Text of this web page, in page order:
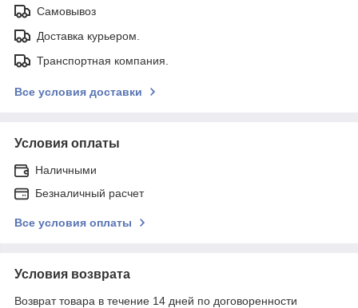
Самовывоз
Доставка курьером.
Транспортная компания.
Все условия доставки
Условия оплаты
Наличными
Безналичный расчет
Все условия оплаты
Условия возврата
Возврат товара в течение 14 дней по договоренности